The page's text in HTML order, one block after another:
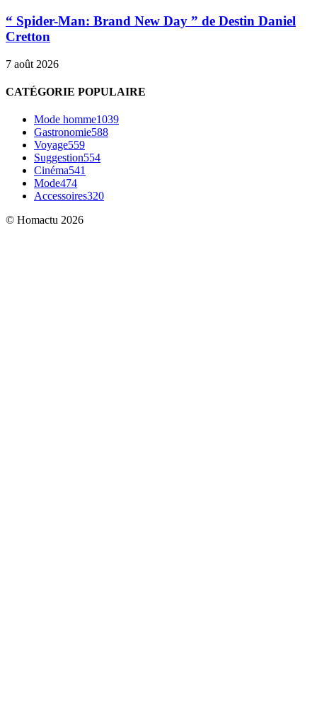
“ Spider-Man: Brand New Day ” de Destin Daniel
Cretton
7 août 2026
CATÉGORIE POPULAIRE
Mode homme1039
Gastronomie588
Voyage559
Suggestion554
Cinéma541
Mode474
Accessoires320
© Homactu 2026